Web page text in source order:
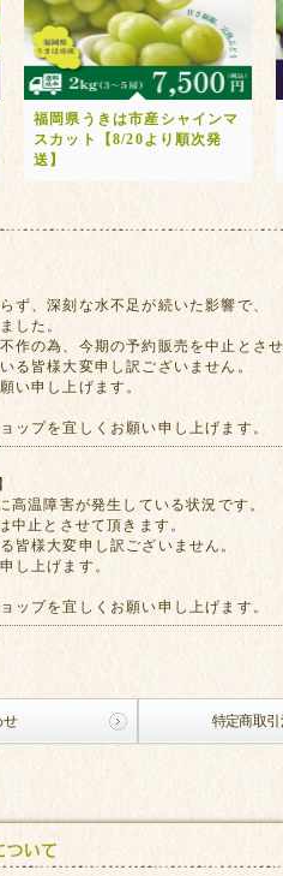
福岡県うきは市産シャインマ
スカット【8/20より順次発
送】
ず、深刻な水不足が続いた影響で、
した。
作の為、今期の予約販売を中止とさ
る皆様大変申し訳ございません。
い申し上げます。
ップを宜しくお願い申し上げます。
温障害が発生している状況です。
中止とさせて頂きます。
皆様大変申し訳ございません。
し上げます。
ップを宜しくお願い申し上げます。
せ 特定商取